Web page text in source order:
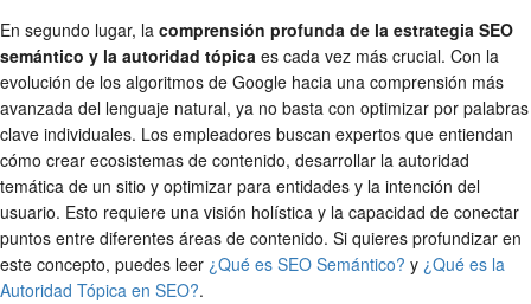
En segundo lugar, la comprensión profunda de la estrategia SEO
semántico y la autoridad tópica es cada vez más crucial. Con la
evolución de los algoritmos de Google hacia una comprensión más
avanzada del lenguaje natural, ya no basta con optimizar por palabras
clave individuales. Los empleadores buscan expertos que entiendan
cómo crear ecosistemas de contenido, desarrollar la autoridad
temática de un sitio y optimizar para entidades y la intención del
usuario. Esto requiere una visión holística y la capacidad de conectar
puntos entre diferentes áreas de contenido. Si quieres profundizar en
este concepto, puedes leer ¿Qué es SEO Semántico? y ¿Qué es la
Autoridad Tópica en SEO?.